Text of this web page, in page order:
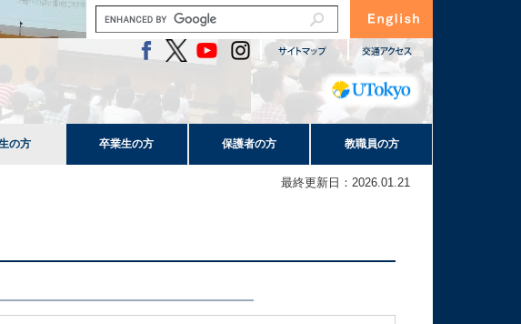
の方 卒業生の方 保護者の方 教職員の方
最終更新日：2026.01.21